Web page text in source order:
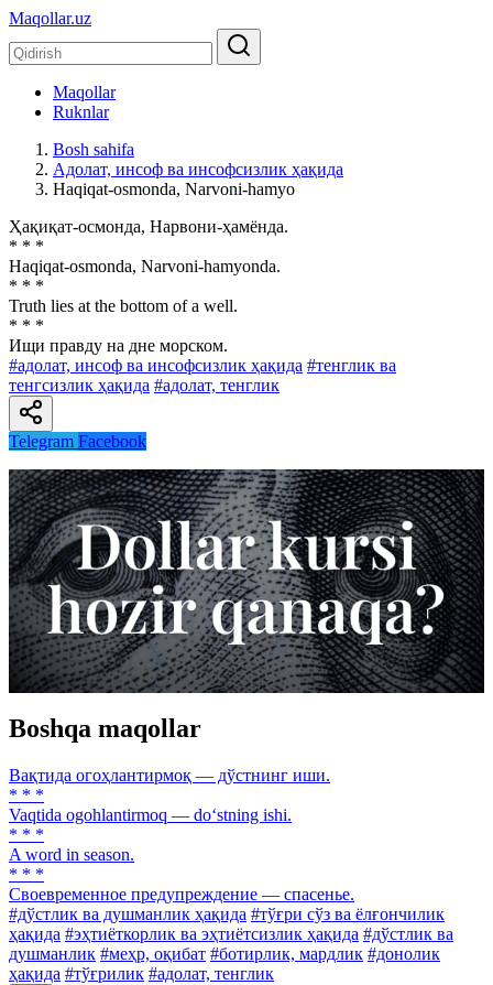
Maqollar.uz
Maqollar
Ruknlar
Bosh sahifa
Адолат, инсоф ва инсофсизлик ҳақида
Haqiqat-osmonda, Narvoni-hamyo
Ҳақиқат-осмонда, Нарвони-ҳамёнда.
* * *
Haqiqat-osmonda, Narvoni-hamyonda.
* * *
Truth lies at the bottom of a well.
* * *
Ищи правду на дне морском.
#адолат, инсоф ва инсофсизлик ҳақида #тенглик ва
тенгсизлик ҳақида #адолат, тенглик
Telegram Facebook
Boshqa maqollar
Вақтида огоҳлантирмоқ — дўстнинг иши.
* * *
Vaqtida ogohlantirmoq — do‘stning ishi.
* * *
A word in season.
* * *
Своевременное предупреждение — спасенье.
#дўстлик ва душманлик ҳақида #тўғри сўз ва ёлғончилик
ҳақида #эҳтиёткорлик ва эҳтиётсизлик ҳақида #дўстлик ва
душманлик #меҳр, оқибат #ботирлик, мардлик #донолик
ҳақида #тўғрилик #адолат, тенглик